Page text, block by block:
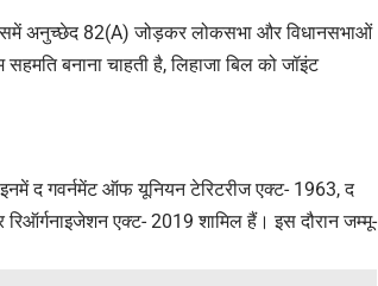
अनुच्छेद 82(A) जोड़कर लोकसभा और विधानसभाओं
बनाना चाहती है, लिहाजा बिल को जॉइंट
द गवर्नमेंट ऑफ यूनियन टेरिटरीज एक्ट- 1963, द
एक्ट- 2019 शामिल हैं। इस दौरान जम्मू-